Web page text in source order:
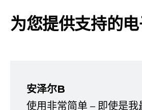
为您提供支持的
安泽尔B
使用非常简单 – 即使是我